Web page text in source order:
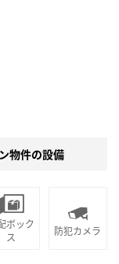
物件の設備
ボック
ス
防犯カメラ